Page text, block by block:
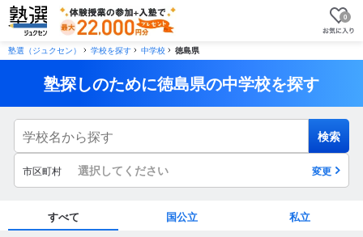
0
塾選（ジュクセン） 学校を探す 中学校 徳島県
塾探しのために徳島県の中学校を探す
検索
市区町村 選択してください 変更
すべて 国公立 私立